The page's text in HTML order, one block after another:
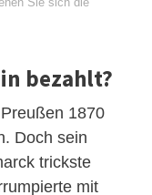
bezahlt?
1870
Doch sein
trickste
mit